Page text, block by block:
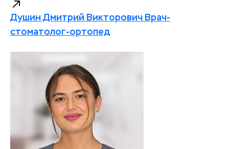
Душин Дмитрий Викторович Врач-
стоматолог-ортопед